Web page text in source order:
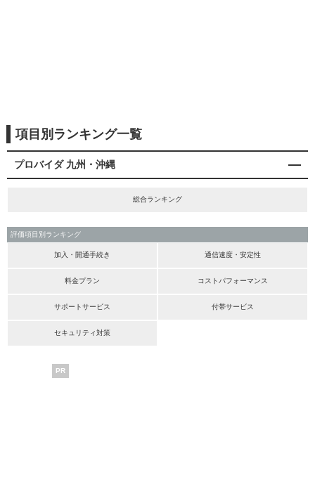
項目別ランキング一覧
プロバイダ 九州・沖縄
総合ランキング
評価項目別ランキング
加入・開通手続き 通信速度・安定性
料金プラン コストパフォーマンス
サポートサービス 付帯サービス
セキュリティ対策
PR